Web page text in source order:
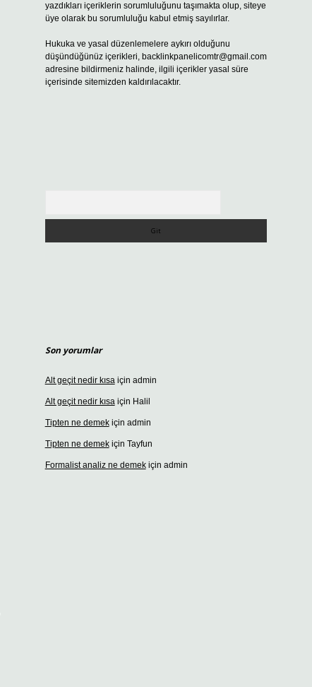
yazdıkları içeriklerin sorumluluğunu taşımakta olup, siteye
üye olarak bu sorumluluğu kabul etmiş sayılırlar.
Hukuka ve yasal düzenlemelere aykırı olduğunu
düşündüğünüz içerikleri, backlinkpanelicomtr@gmail.com
adresine bildirmeniz halinde, ilgili içerikler yasal süre
içerisinde sitemizden kaldırılacaktır.
Son yorumlar
Alt geçit nedir kısaiçin admin
Alt geçit nedir kısaiçin Halil
Tipten ne demekiçin admin
Tipten ne demekiçin Tayfun
Formalist analiz ne demekiçin admin